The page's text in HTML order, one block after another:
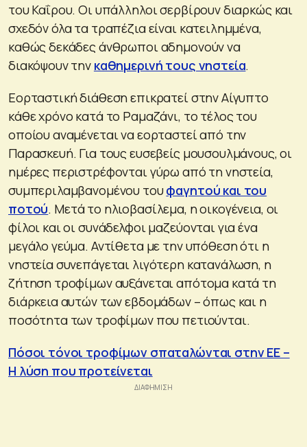
του Καΐρου. Οι υπάλληλοι σερβίρουν διαρκώς και
σχεδόν όλα τα τραπέζια είναι κατειλημμένα,
καθώς δεκάδες άνθρωποι αδημονούν να
διακόψουν την καθημερινή τους νηστεία.
Εορταστική διάθεση επικρατεί στην Αίγυπτο
κάθε χρόνο κατά το Ραμαζάνι, το τέλος του
οποίου αναμένεται να εορταστεί από την
Παρασκευή. Για τους ευσεβείς μουσουλμάνους, οι
ημέρες περιστρέφονται γύρω από τη νηστεία,
συμπεριλαμβανομένου τουφαγητού και του
ποτού. Μετά το ηλιοβασίλεμα, η οικογένεια, οι
φίλοι και οι συνάδελφοι μαζεύονται για ένα
μεγάλο γεύμα. Αντίθετα με την υπόθεση ότι η
νηστεία συνεπάγεται λιγότερη κατανάλωση, η
ζήτηση τροφίμων αυξάνεται απότομα κατά τη
διάρκεια αυτών των εβδομάδων – όπως και η
ποσότητα των τροφίμων που πετιούνται.
Πόσοι τόνοι τροφίμων σπαταλώνται στην ΕΕ –
Η λύση που προτείνεται